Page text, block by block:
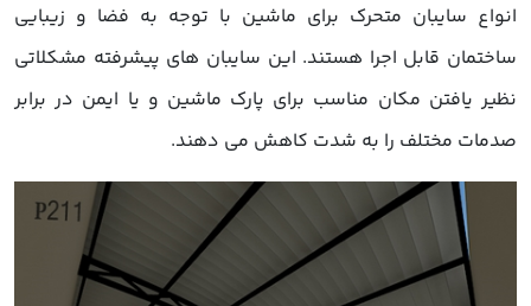
انواع سایبان متحرک برای ماشین با توجه به فضا و زیبایی
ساختمان قابل اجرا هستند. این سایبان های پیشرفته مشکلاتی
نظیر یافتن مکان مناسب برای پارک ماشین و یا ایمن در برابر
صدمات مختلف را به شدت کاهش می دهند.